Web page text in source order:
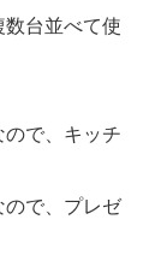
台並べて使
で、キッチ
ので、プレゼ